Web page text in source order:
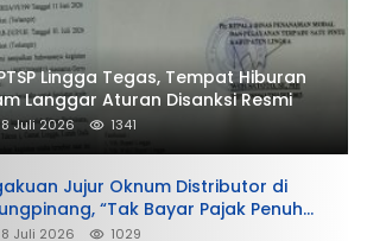
Lingga Tegas, Tempat Hiburan
Langgar Aturan Disanksi Resmi
Juli 2026 1341
Jujur Oknum Distributor di
“Tak Bayar Pajak Penuh
Untung”
8 Juli 2026 1029